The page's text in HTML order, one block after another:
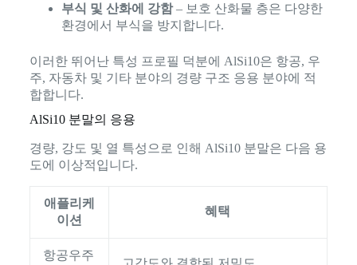
부식 및 산화에 강함– 보호 산화물 층은 다양한
환경에서 부식을 방지합니다.
이러한 뛰어난 특성 프로필 덕분에 AlSi10은 항공, 우
주, 자동차 및 기타 분야의 경량 구조 응용 분야에 적
합합니다.
AlSi10 분말의 응용
경량, 강도 및 열 특성으로 인해 AlSi10 분말은 다음 용
도에 이상적입니다.
애플리케
이션
혜택
항공우주